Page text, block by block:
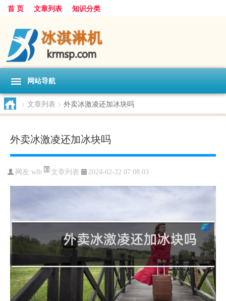
首 页 文章列表 知识分类
网站导航
> 文章列表 > 外卖冰激凌还加冰块吗
外卖冰激凌还加冰块吗
网友:wlb 文章列表 2024-02-22 07:08:03